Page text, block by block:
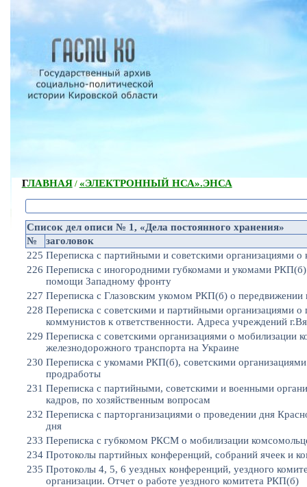
ГЛАВНАЯ/ «ЭЛЕКТРОННЫЙ НСА».ЭНСА
Список дел описи № 1, «Дела постоянного хранения»
№
заголовок
225 Переписка с партийными и советскими организациями
226 Переписка с иногородними губкомами и укомами
помощи Западному фронту
227 Переписка с Глазовским укомом РКП(б) о передвижении
228 Переписка с советскими и партийными организациями
коммунистов к ответственности. Адреса учреждений
229 Переписка с советскими организациями о мобилизации
железнодорожного транспорта на Украине
230 Переписка с укомами РКП(б), советскими
продработы
231 Переписка с партийными, советскими и военными
кадров, по хозяйственным вопросам
232 Переписка с парторганизациями о проведении дня
дня
233 Переписка с губкомом РКСМ о мобилизации
234 Протоколы партийных конференций, собраний ячеек и
235 Протоколы 4, 5, 6 уездных конференций, уездного
организации. Отчет о работе уездного комитета РКП(б)